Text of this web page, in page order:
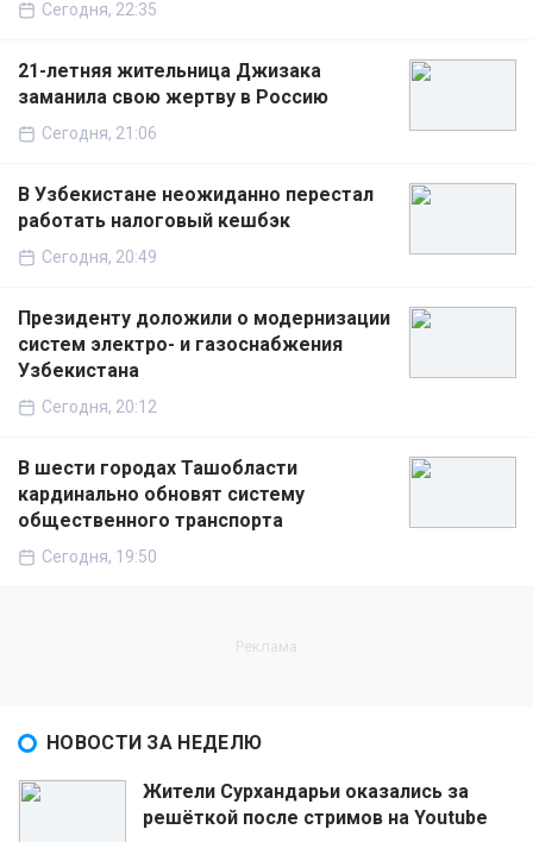
Сегодня, 22:35
21-летняя жительница Джизака
заманила свою жертву в Россию
Сегодня, 21:06
В Узбекистане неожиданно перестал
работать налоговый кешбэк
Сегодня, 20:49
Президенту доложили о модернизации
систем электро- и газоснабжения
Узбекистана
Сегодня, 20:12
В шести городах Ташобласти
кардинально обновят систему
общественного транспорта
Сегодня, 19:50
НОВОСТИ ЗА НЕДЕЛЮ
Жители Сурхандарьи оказались за
решёткой после стримов на Youtube